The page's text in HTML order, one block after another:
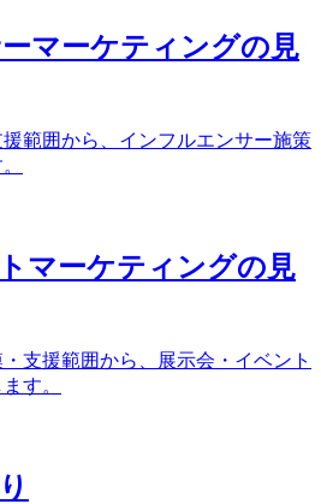
マーケティングの見
範囲から、インフルエンサー施策
マーケティングの見
支援範囲から、展示会・イベント
す。